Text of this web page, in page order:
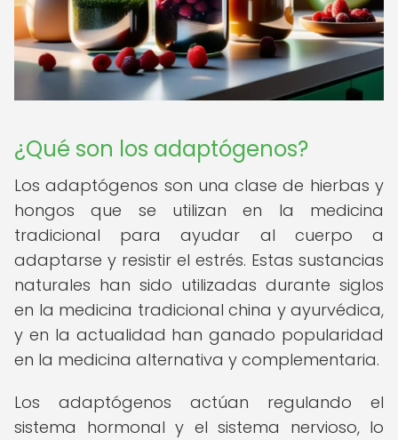
¿Qué son los adaptógenos?
Los adaptógenos son una clase de hierbas y
hongos que se utilizan en la medicina
tradicional para ayudar al cuerpo a
adaptarse y resistir el estrés. Estas sustancias
naturales han sido utilizadas durante siglos
en la medicina tradicional china y ayurvédica,
y en la actualidad han ganado popularidad
en la medicina alternativa y complementaria.
Los adaptógenos actúan regulando el
sistema hormonal y el sistema nervioso, lo